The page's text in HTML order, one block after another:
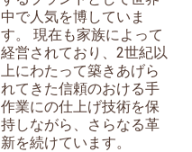
中で人気を博していま
す。 現在も家族によって
経営されており、2世紀以
上にわたって築きあげら
れてきた信頼のおける手
作業にの仕上げ技術を保
持しながら、さらなる革
新を続けています。